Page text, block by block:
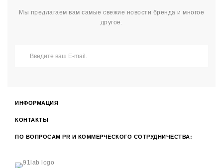
Мы предлагаем вам самые свежие новости бренда и многое
другое.
ИНФОРМАЦИЯ
КОНТАКТЫ
ПО ВОПРОСАМ PR И КОММЕРЧЕСКОГО СОТРУДНИЧЕСТВА: